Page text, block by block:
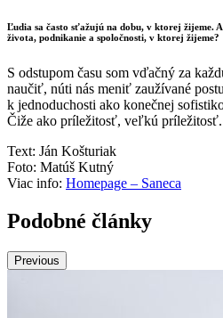
Ľudia sa často sťažujú na dobu, v ktorej žijeme.
života, podnikanie a spoločnosti, v ktorej žijeme?
S odstupom času som vďačný za
naučiť, núti nás meniť zaužívané
k jednoduchosti ako konečnej
Čiže ako príležitosť, veľkú príležitosť.
Text: Ján Košturiak
Foto: Matúš Kutný
Viac info: Homepage – Saneca
Podobné články
Previous